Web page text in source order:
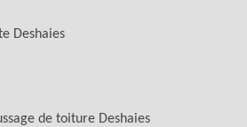
Deshaies
de toiture Deshaies